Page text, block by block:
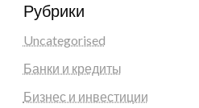
Рубрики
Uncategorised
Банки и кредиты
Бизнес и инвестиции